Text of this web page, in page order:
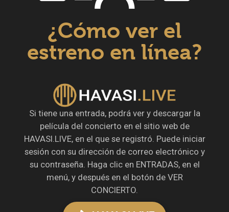
¿Cómo ver el
estreno en línea?
Si tiene una entrada, podrá ver y descargar la
película del concierto en el sitio web de
HAVASI.LIVE, en el que se registró. Puede iniciar
sesión con su dirección de correo electrónico y
su contraseña. Haga clic en ENTRADAS, en el
menú, y después en el botón de VER
CONCIERTO.